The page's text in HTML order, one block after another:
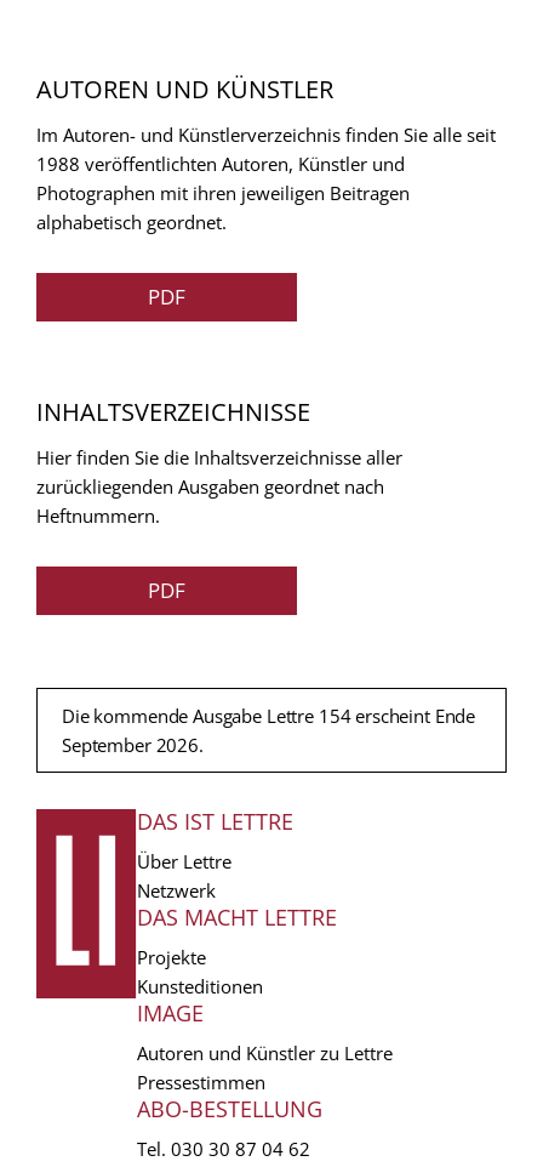
AUTOREN UND KÜNSTLER
Im Autoren- und Künstlerverzeichnis finden Sie alle seit
1988 veröffentlichten Autoren, Künstler und
Photographen mit ihren jeweiligen Beitragen
alphabetisch geordnet.
PDF
INHALTSVERZEICHNISSE
Hier finden Sie die Inhaltsverzeichnisse aller
zurückliegenden Ausgaben geordnet nach
Heftnummern.
PDF
Die kommende Ausgabe Lettre 154 erscheint Ende
September 2026.
FUSSZEILE
DAS IST LETTRE
Über Lettre
Netzwerk
DAS MACHT LETTRE
Projekte
Kunsteditionen
IMAGE
Autoren und Künstler zu Lettre
Pressestimmen
ABO-BESTELLUNG
Tel. 030 30 87 04 62